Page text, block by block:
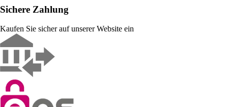
Sichere Zahlung
Kaufen Sie sicher auf unserer Website ein